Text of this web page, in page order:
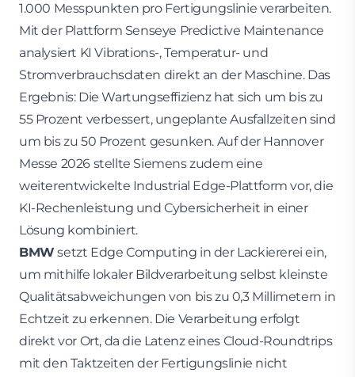
1.000 Messpunkten pro Fertigungslinie verarbeiten.
Mit der Plattform Senseye Predictive Maintenance
analysiert KI Vibrations-, Temperatur- und
Stromverbrauchsdaten direkt an der Maschine. Das
Ergebnis: Die Wartungseffizienz hat sich um bis zu
55 Prozent verbessert, ungeplante Ausfallzeiten sind
um bis zu 50 Prozent gesunken. Auf der Hannover
Messe 2026 stellte Siemens zudem eine
weiterentwickelte Industrial Edge-Plattform vor, die
KI-Rechenleistung und Cybersicherheit in einer
Lösung kombiniert.
BMW setzt Edge Computing in der Lackiererei ein,
um mithilfe lokaler Bildverarbeitung selbst kleinste
Qualitätsabweichungen von bis zu 0,3 Millimetern in
Echtzeit zu erkennen. Die Verarbeitung erfolgt
direkt vor Ort, da die Latenz eines Cloud-Roundtrips
mit den Taktzeiten der Fertigungslinie nicht